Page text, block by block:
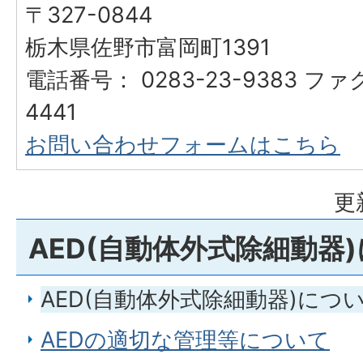
〒327-0844
栃木県佐野市富岡町1391
電話番号： 0283-23-9383 ファ
4441
お問い合わせフォームはこちら
更
AED(自動体外式除細動器
AED(自動体外式除細動器)につ
AEDの適切な管理等について